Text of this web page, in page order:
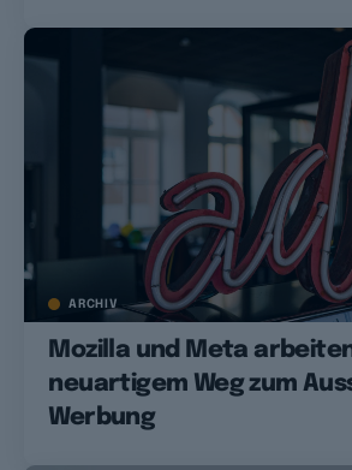
ARCHIV
Mozilla und Meta
neuartigem Weg zum
Werbung